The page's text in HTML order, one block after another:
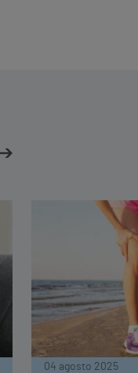
04 agosto 2025